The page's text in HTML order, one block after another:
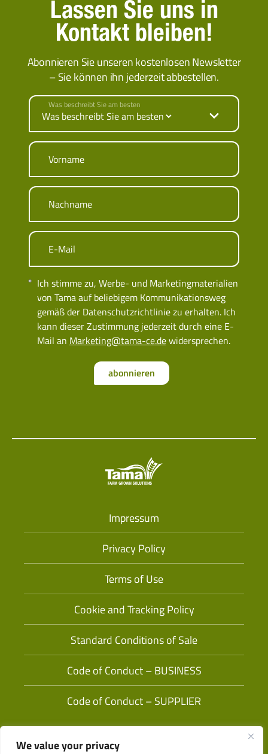
We value your privacy
Lassen Sie uns in
Kontakt bleiben!
Abonnieren Sie unseren kostenlosen Newsletter
– Sie können ihn jederzeit abbestellen.
Was beschreibt Sie am besten
Vorname
Nachname
E-Mail
Ich stimme zu, Werbe- und Marketingmaterialien
von Tama auf beliebigem Kommunikationsweg
gemäß der Datenschutzrichtlinie zu erhalten. Ich
kann dieser Zustimmung jederzeit durch eine E-
Mail an Marketing@tama-ce.dewidersprechen.
abonnieren
Impressum
Privacy Policy
Terms of Use
Cookie and Tracking Policy
Standard Conditions of Sale
Code of Conduct – BUSINESS
Code of Conduct – SUPPLIER